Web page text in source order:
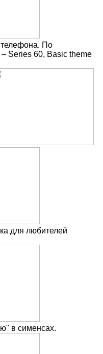
По
Series 60, Basic theme
для любителей
в сименсах.